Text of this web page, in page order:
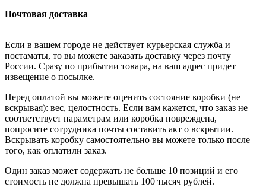
Почтовая доставка
Если в вашем городе не действует курьерская служба и
постаматы, то вы можете заказать доставку через почту
России. Сразу по прибытии товара, на ваш адрес придет
извещение о посылке.
Перед оплатой вы можете оценить состояние коробки (не
вскрывая): вес, целостность. Если вам кажется, что заказ не
соответствует параметрам или коробка повреждена,
попросите сотрудника почты составить акт о вскрытии.
Вскрывать коробку самостоятельно вы можете только после
того, как оплатили заказ.
Один заказ может содержать не больше 10 позиций и его
стоимость не должна превышать 100 тысяч рублей.